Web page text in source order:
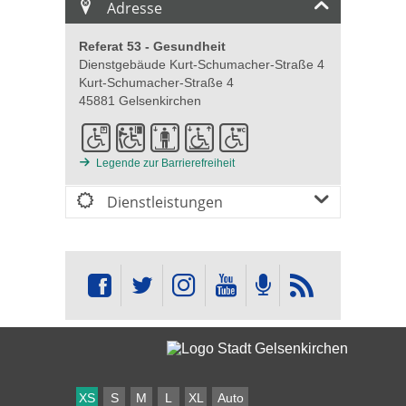
Adresse
Referat 53 - Gesundheit
Dienstgebäude Kurt-Schumacher-Straße 4
Kurt-Schumacher-Straße 4
45881 Gelsenkirchen
Legende zur Barrierefreiheit
Dienstleistungen
XS S M L XL Auto